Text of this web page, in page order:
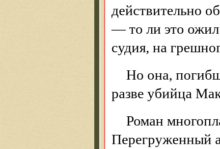
действительно
— то ли это
судия, на
Но она,
разве убийца
Роман
Перегруженный